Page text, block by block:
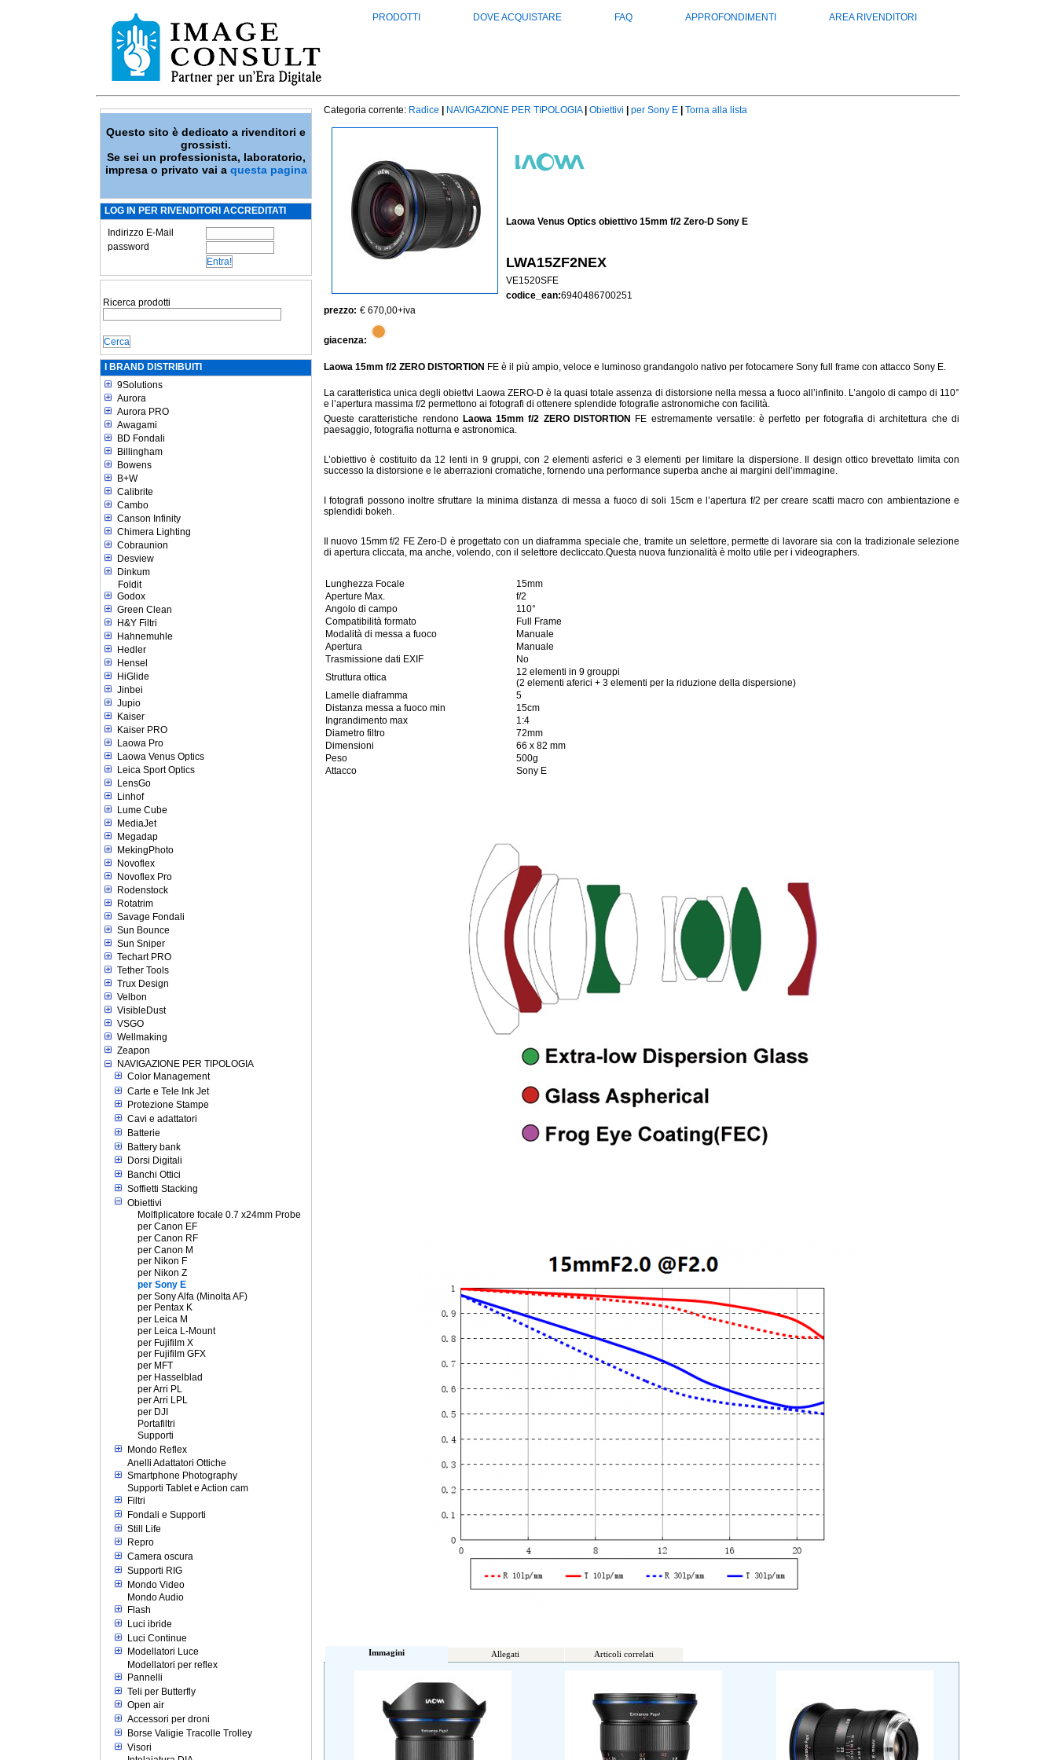
PRODOTTI DOVE ACQUISTARE FAQ APPROFONDIMENTI AREA RIVENDITORI
Questo sito è dedicato a rivenditori e
grossisti.
Se sei un professionista, laboratorio,
impresa o privato vai a questa pagina
LOG IN PER RIVENDITORI ACCREDITATI
Indirizzo E-Mail
password
Ricerca prodotti
I BRAND DISTRIBUITI
9Solutions
Aurora
Aurora PRO
Awagami
BD Fondali
Billingham
Bowens
B+W
Calibrite
Cambo
Canson Infinity
Chimera Lighting
Cobraunion
Desview
Dinkum
Foldit
Godox
Green Clean
H&Y Filtri
Hahnemuhle
Hedler
Hensel
HiGlide
Jinbei
Jupio
Kaiser
Kaiser PRO
Laowa Pro
Laowa Venus Optics
Leica Sport Optics
LensGo
Linhof
Lume Cube
MediaJet
Megadap
MekingPhoto
Novoflex
Novoflex Pro
Rodenstock
Rotatrim
Savage Fondali
Sun Bounce
Sun Sniper
Techart PRO
Tether Tools
Trux Design
Velbon
VisibleDust
VSGO
Wellmaking
Zeapon
NAVIGAZIONE PER TIPOLOGIA
Color Management
Carte e Tele Ink Jet
Protezione Stampe
Cavi e adattatori
Batterie
Battery bank
Dorsi Digitali
Banchi Ottici
Soffietti Stacking
Obiettivi
Molfiplicatore focale 0.7 x24mm Probe
per Canon EF
per Canon RF
per Canon M
per Nikon F
per Nikon Z
per Sony E
per Sony Alfa (Minolta AF)
per Pentax K
per Leica M
per Leica L-Mount
per Fujifilm X
per Fujifilm GFX
per MFT
per Hasselblad
per Arri PL
per Arri LPL
per DJI
Portafiltri
Supporti
Mondo Reflex
Anelli Adattatori Ottiche
Smartphone Photography
Supporti Tablet e Action cam
Filtri
Fondali e Supporti
Still Life
Repro
Camera oscura
Supporti RIG
Mondo Video
Mondo Audio
Flash
Luci ibride
Luci Continue
Modellatori Luce
Modellatori per reflex
Pannelli
Teli per Butterfly
Open air
Accessori per droni
Borse Valigie Tracolle Trolley
Visori
Categoria corrente: Radice NAVIGAZIONE PER TIPOLOGIA Obiettivi per Sony E Torna alla lista
Laowa Venus Optics obiettivo 15mm f/2 Zero-D Sony E
LWA15ZF2NEX
VE1520SFE
codice_ean:6940486700251
prezzo: € 670,00+iva
giacenza:
Laowa 15mm f/2 ZERO DISTORTION FE è il più ampio, veloce e luminoso grandangolo nativo per fotocamere Sony full frame con attacco Sony E.
La caratteristica unica degli obiettvi Laowa ZERO-D è la quasi totale assenza di distorsione nella messa a fuoco all’infinito. L’angolo di campo di 110°
e l’apertura massima f/2 permettono ai fotografi di ottenere splendide fotografie astronomiche con facilità.
Queste caratteristiche rendono Laowa 15mm f/2 ZERO DISTORTION
FE estremamente versatile: è perfetto per fotografia di architettura che di
paesaggio, fotografia notturna e astronomica.
L’obiettivo è costituito da 12 lenti in 9 gruppi, con 2 elementi asferici e 3 elementi per limitare la dispersione. Il design ottico brevettato limita con
successo la distorsione e le aberrazioni cromatiche, fornendo una performance superba anche ai margini dell’immagine.
I fotografi possono inoltre sfruttare la minima distanza di messa a fuoco di soli 15cm e l’apertura f/2 per creare scatti macro con ambientazione e
splendidi bokeh.
Il nuovo 15mm f/2 FE Zero-D è progettato con un diaframma speciale che, tramite un selettore, permette di lavorare sia con la tradizionale selezione
di apertura cliccata, ma anche, volendo, con il selettore decliccato.Questa nuova funzionalità è molto utile per i videographers.
Lunghezza Focale
15mm
Aperture Max.
f/2
Angolo di campo
110°
Compatibilità formato
Full Frame
Modalità di messa a fuoco
Manuale
Apertura
Manuale
Trasmissione dati EXIF
No
Struttura ottica
12 elementi in 9 grouppi
(2 elementi aferici + 3 elementi per la riduzione della dispersione)
Lamelle diaframma
5
Distanza messa a fuoco min
15cm
Ingrandimento max
1:4
Diametro filtro
72mm
Dimensioni
66 x 82 mm
Peso
500g
Attacco
Sony E
Immagini Allegati Articoli correlati